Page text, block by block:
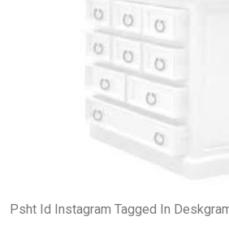
Psht Id Instagram Tagged In